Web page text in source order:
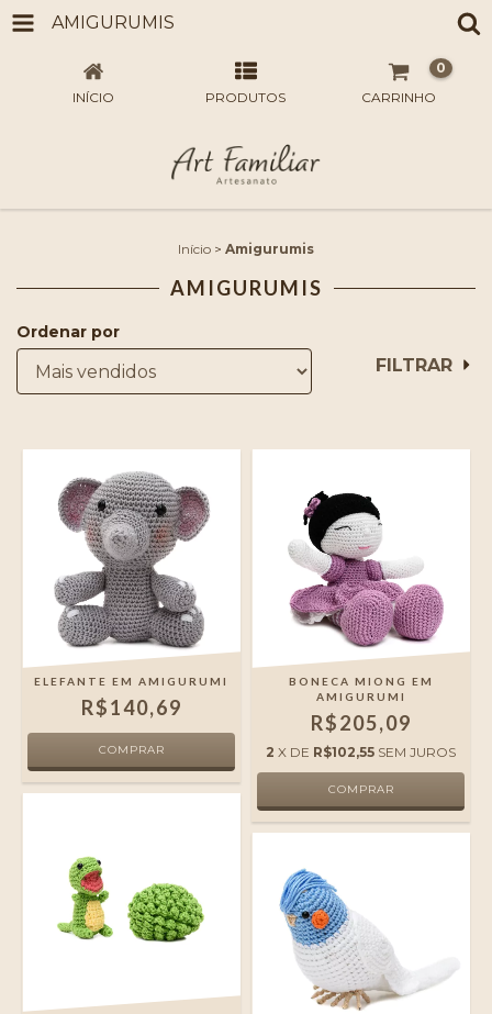
AMIGURUMIS
INÍCIO PRODUTOS CARRINHO
0
Início > Amigurumis
AMIGURUMIS
Ordenar por
FILTRAR
ELEFANTE EM AMIGURUMI
R$140,69
BONECA MIONG EM
AMIGURUMI
R$205,09
2 X DE R$102,55 SEM JUROS